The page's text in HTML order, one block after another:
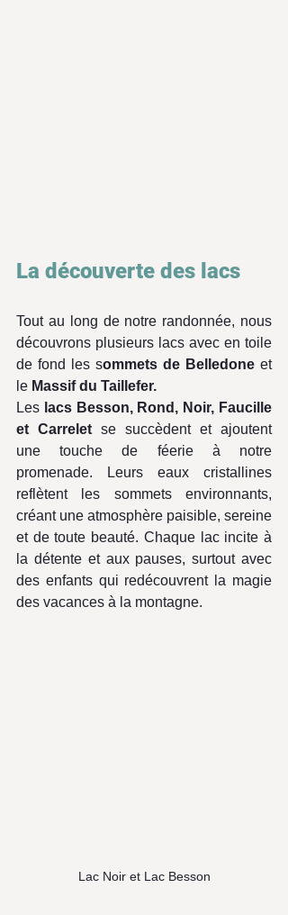
La découverte des lacs
Tout au long de notre randonnée, nous
découvrons plusieurs lacs avec en toile
de fond les sommets de Belledone et
le Massif du Taillefer.
Les lacs Besson, Rond, Noir, Faucille
et Carrelet se succèdent et ajoutent
une touche de féerie à notre
promenade. Leurs eaux cristallines
reflètent les sommets environnants,
créant une atmosphère paisible, sereine
et de toute beauté. Chaque lac incite à
la détente et aux pauses, surtout avec
des enfants qui redécouvrent la magie
des vacances à la montagne.
Lac Noir et Lac Besson